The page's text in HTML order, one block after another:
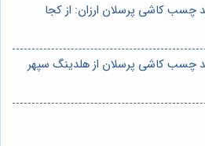
چسب کاشی پرسلان ارزان: از کجا
چسب کاشی پرسلان از هلدینگ سپهر